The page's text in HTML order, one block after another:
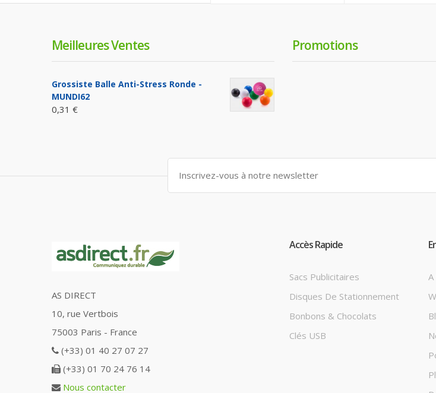
Meilleures Ventes
Grossiste Balle Anti-Stress Ronde -
MUNDI62
0,31 €
Promotions
AS DIRECT
10, rue Vertbois
75003 Paris - France
(+33) 01 40 27 07 27
(+33) 01 70 24 76 14
Nous contacter
Accès Rapide
Sacs Publicitaires
Disques De Stationnement
Bonbons & Chocolats
Clés USB